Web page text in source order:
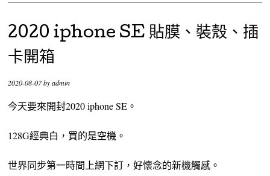
2020 iphone SE 貼膜、裝殼、插
卡開箱
2020-08-07byadmin
今天要來開封2020 iphone SE。
128G經典白，買的是空機。
世界同步第一時間上網下訂，好懷念的新機觸感。